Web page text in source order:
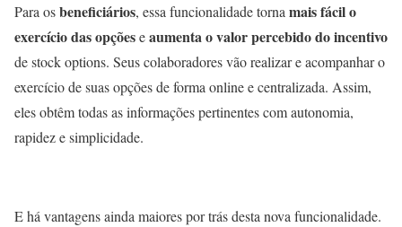
Para osbeneficiários, essa funcionalidade tornamais fácil o
exercício das opçõeseaumenta o valor percebido do incentivo
de stock options. Seus colaboradores vão realizar e acompanhar o
exercício de suas opções de forma online e centralizada. Assim,
eles obtêm todas as informações pertinentes com autonomia,
rapidez e simplicidade.
E há vantagens ainda maiores por trás desta nova funcionalidade.